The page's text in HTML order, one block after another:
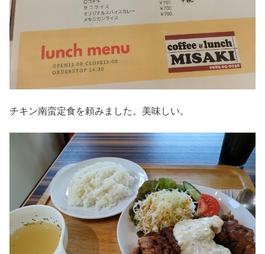
チキン南蛮定食を頼みました。美味しい。